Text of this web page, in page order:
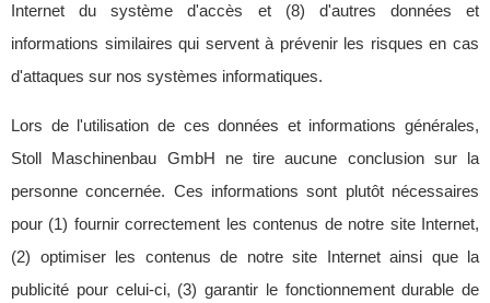
Internet du système d'accès et (8) d'autres données et
informations similaires qui servent à prévenir les risques en cas
d'attaques sur nos systèmes informatiques.
Lors de l'utilisation de ces données et informations générales,
Stoll Maschinenbau GmbH ne tire aucune conclusion sur la
personne concernée. Ces informations sont plutôt nécessaires
pour (1) fournir correctement les contenus de notre site Internet,
(2) optimiser les contenus de notre site Internet ainsi que la
publicité pour celui-ci, (3) garantir le fonctionnement durable de